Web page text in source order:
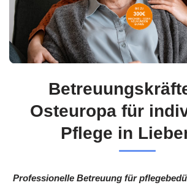
Osteuropa für
Pflege in
Professionelle Betreuung für